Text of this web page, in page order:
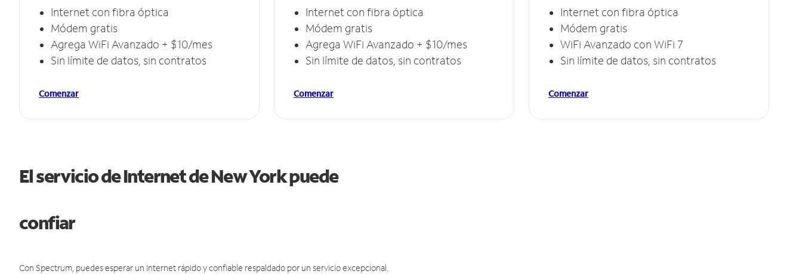
Internet con fibra óptica
Módem gratis
Agrega WiFi Avanzado + $10/mes
Sin límite de datos, sin contratos
Comenzar
Internet con fibra óptica
Módem gratis
Agrega WiFi Avanzado + $10/mes
Sin límite de datos, sin contratos
Comenzar
Internet con fibra óptica
Módem gratis
WiFi Avanzado con WiFi 7
Sin límite de datos, sin contratos
Comenzar
El servicio de Internet de New York puede
confiar
Con Spectrum, puedes esperar un Internet rápido y confiable respaldado por un servicio excepcional.